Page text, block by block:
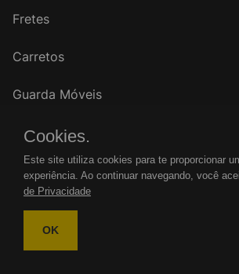
Fretes
Carretos
Guarda Móveis
FALE CONOSCO
WhatsApp: (11)
Cookies.
Este site utiliza cookies para te proporcionar
experiência. Ao continuar navegando, você
de Privacidade
OK